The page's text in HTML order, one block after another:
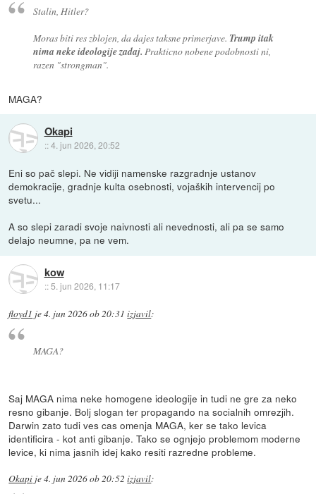
Stalin, Hitler?
Moras biti res zblojen, da dajes taksne primerjave. Trump itak
nima neke ideologije zadaj. Prakticno nobene podobnosti ni,
razen "strongman".
MAGA?
Okapi
::4. jun 2026, 20:52
Eni so pač slepi. Ne vidiji namenske razgradnje ustanov
demokracije, gradnje kulta osebnosti, vojaških intervencij po
svetu...
A so slepi zaradi svoje naivnosti ali nevednosti, ali pa se samo
delajo neumne, pa ne vem.
kow
::5. jun 2026, 11:17
floyd1 je4. jun 2026 ob 20:31 izjavil:
MAGA?
Saj MAGA nima neke homogene ideologije in tudi ne gre za neko
resno gibanje. Bolj slogan ter propagando na socialnih omrezjih.
Darwin zato tudi ves cas omenja MAGA, ker se tako levica
identificira - kot anti gibanje. Tako se ognjejo problemom moderne
levice, ki nima jasnih idej kako resiti razredne probleme.
Okapi je4. jun 2026 ob 20:52 izjavil: